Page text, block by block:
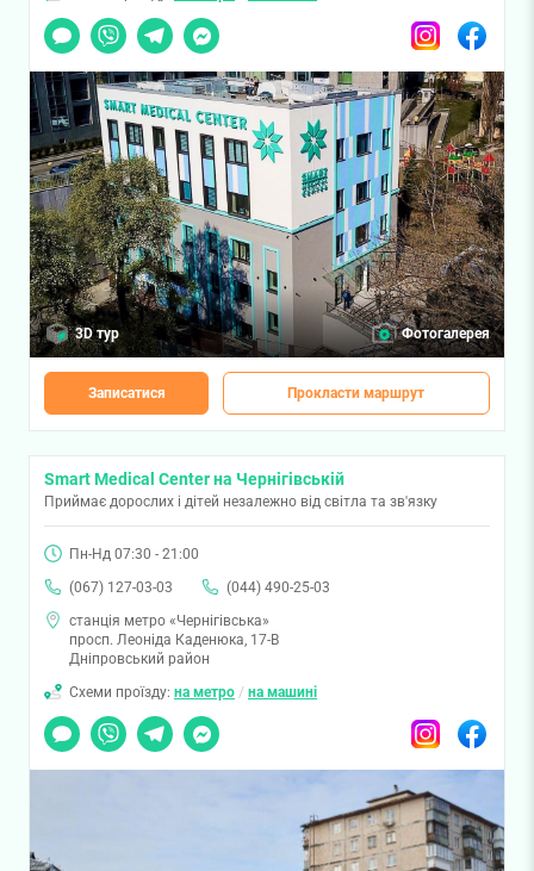
Чат
Viber TelegramMessenger InstagramFacebook
3D тур Фотогалерея
Записатися Прокласти маршрут
Smart Medical Center на Чернігівській
Приймає дорослих і дітей незалежно від світла та зв'язку
Пн-Нд 07:30 - 21:00
(067) 127-03-03
(044) 490-25-03
станція метро «Чернігівська»
просп. Леоніда Каденюка, 17-В
Дніпровський район
Схеми проїзду: на метро / на машині
Чат
Viber TelegramMessenger InstagramFacebook